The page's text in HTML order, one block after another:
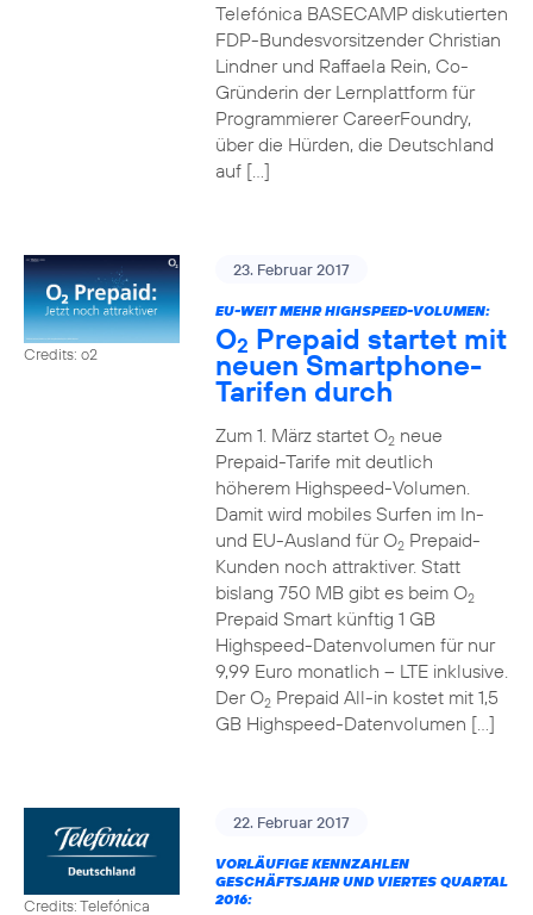
Telefónica BASECAMP diskutierten
FDP-Bundesvorsitzender Christian
Lindner und Raffaela Rein, Co-
Gründerin der Lernplattform für
Programmierer CareerFoundry,
über die Hürden, die Deutschland
auf […]
Credits: o2
23. Februar 2017
EU-WEIT MEHR HIGHSPEED-VOLUMEN:
O2 Prepaid startet mit
neuen Smartphone-
Tarifen durch
Zum 1. März startet O2neue
Prepaid-Tarife mit deutlich
höherem Highspeed-Volumen.
Damit wird mobiles Surfen im In-
und EU-Ausland für O2Prepaid-
Kunden noch attraktiver. Statt
bislang 750 MB gibt es beim O2
Prepaid Smart künftig 1 GB
Highspeed-Datenvolumen für nur
9,99 Euro monatlich – LTE inklusive.
Der O2Prepaid All-in kostet mit 1,5
GB Highspeed-Datenvolumen […]
Credits: Telefónica
22. Februar 2017
VORLÄUFIGE KENNZAHLEN
GESCHÄFTSJAHR UND VIERTES QUARTAL
2016: